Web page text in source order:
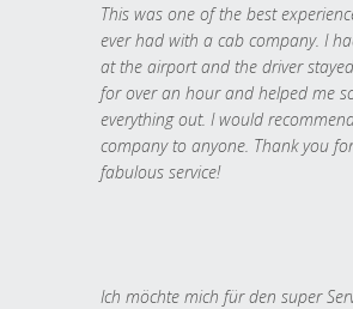
This was one of the best
ever had with a cab company. I
at the airport and the driver
for over an hour and helped me
everything out. I would
company to anyone. Thank you
fabulous service!
Ich möchte mich für den super